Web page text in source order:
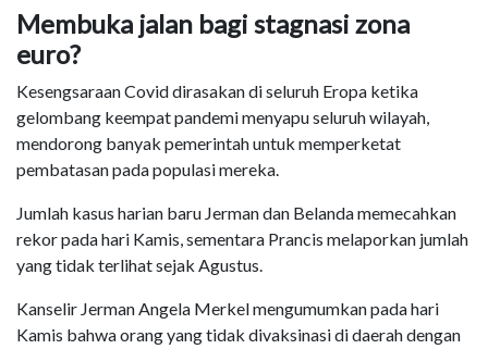
Membuka jalan bagi stagnasi zona
euro?
Kesengsaraan Covid dirasakan di seluruh Eropa ketika
gelombang keempat pandemi menyapu seluruh wilayah,
mendorong banyak pemerintah untuk memperketat
pembatasan pada populasi mereka.
Jumlah kasus harian baru Jerman dan Belanda memecahkan
rekor pada hari Kamis, sementara Prancis melaporkan jumlah
yang tidak terlihat sejak Agustus.
Kanselir Jerman Angela Merkel mengumumkan pada hari
Kamis bahwa orang yang tidak divaksinasi di daerah dengan